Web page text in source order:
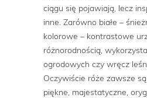
ciągu się pojawiają, lecz
inne. Zarówno białe –
kolorowe – kontrastowe
różnorodnością,
ogrodowych czy wręcz
Oczywiście róże zawsze
piękne, majestatyczne,